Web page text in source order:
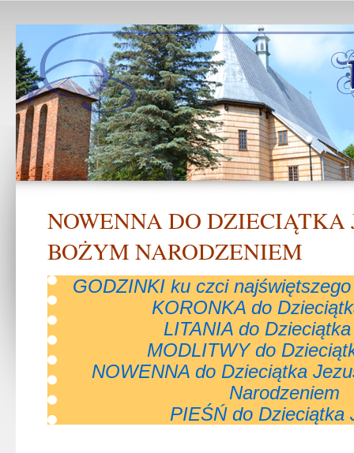
NOWENNA DO DZIECIĄTKA
BOŻYM NARODZENIEM
GODZINKI ku czci
KORONKA do
LITANIA do
MODLITWY do
NOWENNA do Dzieciątka
Narodzeniem
PIEŚŃ do Dzieciątka